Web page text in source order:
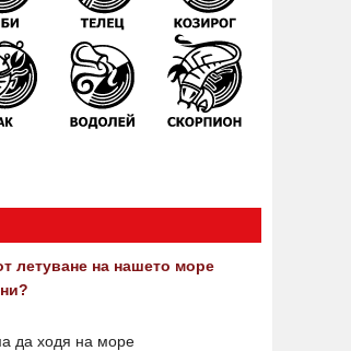
летуване на нашето море
да ходя на море